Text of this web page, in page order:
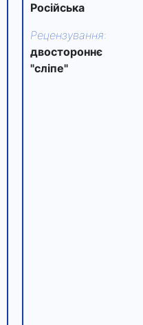
Російська
Рецензування:
двостороннє
"сліпе"